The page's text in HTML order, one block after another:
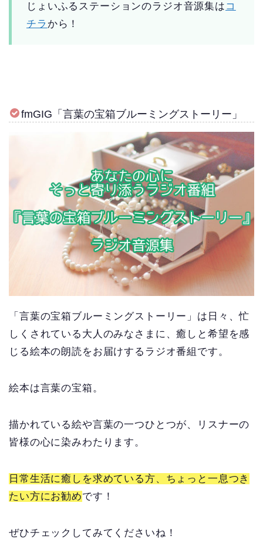
じょいふるステーションのラジオ音源集は コ
チラ から！
fmGIG「言葉の宝箱ブルーミングストーリー」
「言葉の宝箱ブルーミングストーリー」は日々、忙
しくされている大人のみなさまに、癒しと希望を感
じる絵本の朗読をお届けするラジオ番組です。
絵本は言葉の宝箱。
描かれている絵や言葉の一つひとつが、リスナーの
皆様の心に染みわたります。
日常生活に癒しを求めている方、ちょっと一息つき
たい方にお勧めです！
ぜひチェックしてみてくださいね！